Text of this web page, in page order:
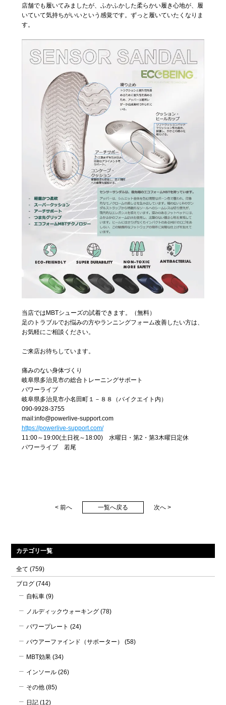
店舗でも履いてみましたが、ふかふかした柔らかい履き心地が、履
いていて気持ちがいいという感覚です。ずっと履いていたくなりま
す。
当店ではMBTシューズの試着できます。（無料）
足のトラブルでお悩みの方やランニングフォーム改善したい方は、
お気軽にご相談ください。
ご来店お待ちしています。
痛みのない身体づくり
岐阜県多治見市の総合トレーニングサポート
パワーライブ
岐阜県多治見市小名田町１－８８（バイクエイト内）
090-9928-3755
mail:info@powerlive-support.com
https://powerlive-support.com/
11:00～19:00(土日祝～18:00) 水曜日・第2・第3木曜日定休
パワーライブ 若尾
< 前へ 一覧へ戻る 次へ >
カテゴリ一覧
全て (759)
ブログ (744)
自転車 (9)
ノルディックウォーキング (78)
パワープレート (24)
バウアーファインド（サポーター） (58)
MBT効果 (34)
インソール (26)
その他 (85)
日記 (12)